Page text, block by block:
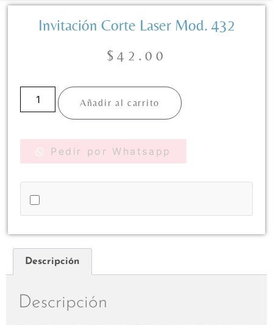
Invitación Corte Laser Mod. 432
$42.00
Añadir al carrito
Pedir por Whatsapp
Descripción
Descripción